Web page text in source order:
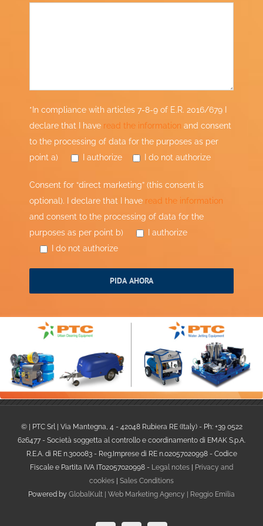
*In compliance with articles 7-8-9 of E.R. 2016/679 I
declare that I have read the information and consent
to the processing of data for the purposes as per
point a)
I authorize I do not authorize
Consent for “direct marketing” (this consent is
optional). I declare that I have read the information
and consent to the processing of data for the
purposes as per point b)
I authorize
I do not authorize
© | PTC Srl | Via Mantegna, 4 - 42048 Rubiera RE (Italy) - Ph: +39 0522
626477 - Società soggetta al controllo e coordinamento di EMAK S.p.A.
R.E.A. di RE n.300083 - Reg.Imprese di RE n.02057020998 - Codice
Fiscale e Partita IVA IT02057020998 - Legal notes | Privacy and
cookies | Sales Conditions
Powered by GlobalKult | Web Marketing Agency | Reggio Emilia